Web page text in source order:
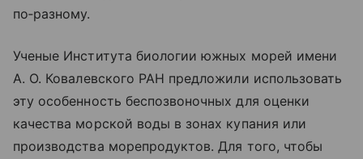
по‑разному.
Ученые Института биологии южных морей имени
А. О. Ковалевского РАН предложили использовать
эту особенность беспозвоночных для оценки
качества морской воды в зонах купания или
производства морепродуктов. Для того, чтобы